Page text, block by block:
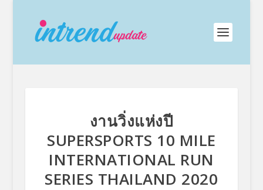
งานวิ่งแห่งปี
SUPERSPORTS 10 MILE
INTERNATIONAL RUN
SERIES THAILAND 2020